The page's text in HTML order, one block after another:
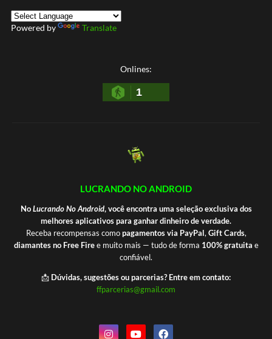
Powered by Translate
Onlines:
1
LUCRANDO NO ANDROID
NoLucrando No Android, você encontra uma seleção exclusiva dos
melhores aplicativos para ganhar dinheiro de verdade.
Receba recompensas comopagamentos via PayPal, Gift Cards,
diamantes no Free Firee muito mais — tudo de forma 100% gratuita e
confiável.
📩 Dúvidas, sugestões ou parcerias? Entre em contato:
ffparcerias@gmail.com